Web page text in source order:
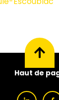
Haut de